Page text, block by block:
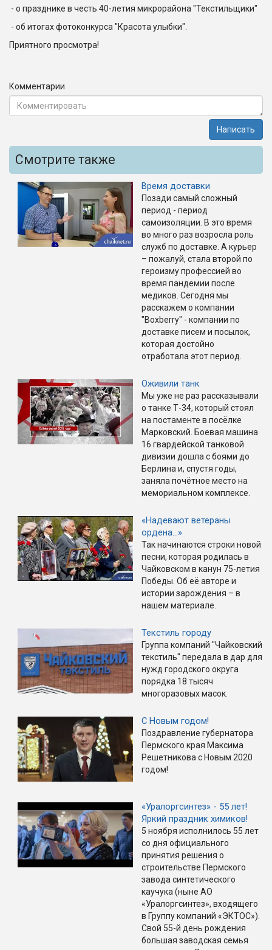
- о празднике в честь 40-летия микрорайона "Текстильщики"
- об итогах фотоконкурса "Красота улыбки".
Приятного просмотра!
Комментарии
Написать
Смотрите также
Время доставки
Позади самый сложный
период - период
самоизоляции. В это время
во много раз возросла роль
служб по доставке. А курьер
– пожалуй, стала второй по
героизму профессией во
время пандемии после
медиков. Сегодня мы
расскажем о компании
"Boxberry" - компании по
доставке писем и посылок,
которая достойно
отработала этот период.
Оживили танк
Мы уже не раз рассказывали
о танке Т-34, который стоял
на постаменте в посёлке
Марковский. Боевая машина
16 гвардейской танковой
дивизии дошла с боями до
Берлина и, спустя годы,
заняла почётное место на
мемориальном комплексе.
«Надевают ветераны
ордена…»
Так начинаются строки новой
песни, которая родилась в
Чайковском в канун 75-летия
Победы. Об её авторе и
истории зарождения – в
нашем материале.
Текстиль городу
Группа компаний "Чайковский
текстиль" передала в дар для
нужд городского округа
порядка 18 тысяч
многоразовых масок.
С Новым годом!
Поздравление губернатора
Пермского края Максима
Решетникова с Новым 2020
годом!
«Уралоргсинтез» - 55 лет!
Яркий праздник химиков!
5 ноября исполнилось 55 лет
со дня официального
принятия решения о
строительстве Пермского
завода синтетического
каучука (ныне АО
«Уралоргсинтез», входящего
в Группу компаний «ЭКТОС»).
Свой 55-й день рождения
большая заводская семья